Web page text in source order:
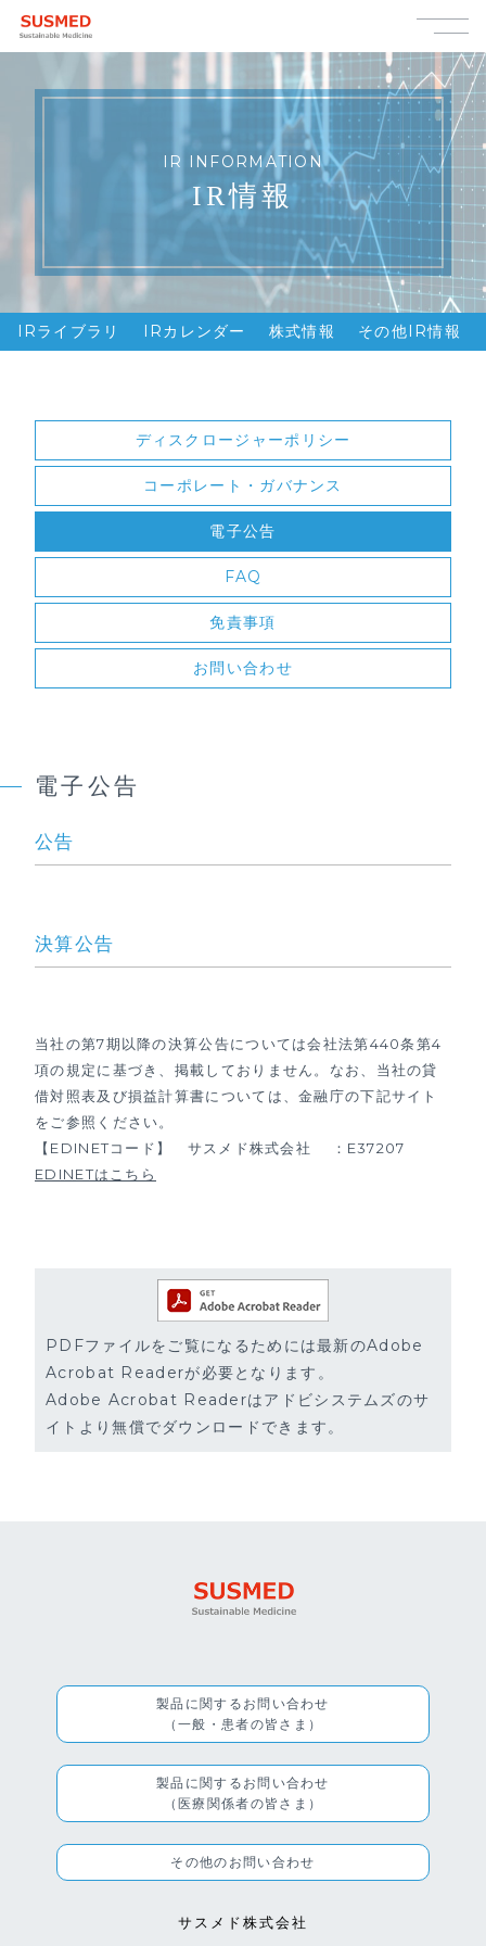
IR INFORMATION
IR情報
IRライブラリ IRカレンダー 株式情報 その他IR情報
ディスクロージャーポリシー
コーポレート・ガバナンス
電子公告
FAQ
免責事項
お問い合わせ
電子公告
公告
決算公告
当社の第7期以降の決算公告については会社法第440条第4
項の規定に基づき、掲載しておりません。なお、当社の貸
借対照表及び損益計算書については、金融庁の下記サイト
をご参照ください。
【EDINETコード】 サスメド株式会社 ：E37207
EDINETはこちら
PDFファイルをご覧になるためには最新のAdobe
Acrobat Readerが必要となります。
Adobe Acrobat Readerはアドビシステムズのサ
イトより無償でダウンロードできます。
製品に関するお問い合わせ
（一般・患者の皆さま）
製品に関するお問い合わせ
（医療関係者の皆さま）
その他のお問い合わせ
サスメド株式会社